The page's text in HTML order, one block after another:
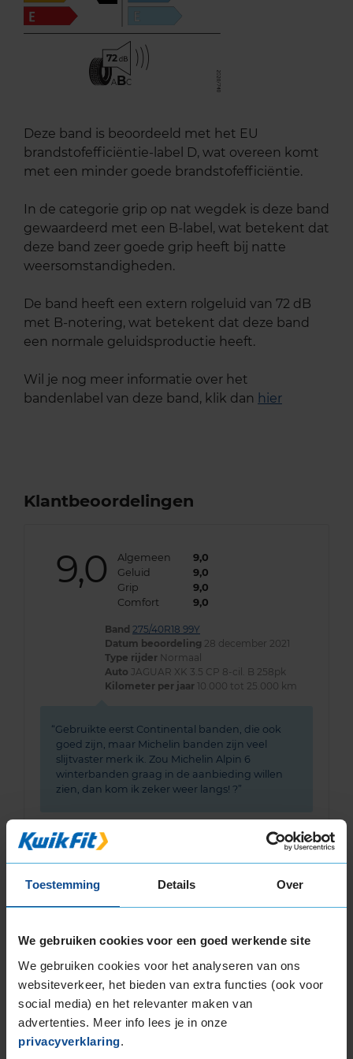
Toestemming Details Over
We gebruiken cookies voor een goed werkende site
We gebruiken cookies voor het analyseren van ons
websiteverkeer, het bieden van extra functies (ook voor
social media) en het relevanter maken van
advertenties. Meer info lees je in onze
privacyverklaring.
72
ABC
Deze band is beoordeeld met het EU
brandstofefficiëntie-label D, wat overeen komt
met een minder goede brandstofefficiëntie.
In de categorie grip op nat wegdek is deze band
gewaardeerd met een B-label, wat betekent dat
deze band zeer goede grip heeft bij natte
weersomstandigheden.
De band heeft een extern rolgeluid van 72 dB
met B-notering, wat betekent dat deze band
een normale geluidsproductie heeft.
Wil je nog meer informatie over het
bandenlabel van deze band, klik dan hier
Klantbeoordelingen
9,0 Algemeen
9,0
Geluid
9,0
Grip
9,0
Comfort
9,0
Band 275/40R18 99Y
Datum beoordeling 28 december 2021
Type rijder Normaal
Auto JAGUAR XK 3.5 CP 8-cil. B 258pk
Kilometer per jaar 10.000 tot 25.000 km
Gebruikte eerst Continental banden, die ook
goed zijn, maar Michelin banden zijn veel
slijtvaster merk ik. Zou Michelin Alpin 6
winterbanden graag in de aanbieding willen
zien, dan kom ik zeker weer langs! ?
Bandenmontagepakketten
Kies je
bandenmaat omvang (inch)
Montage Veilig & Zeker